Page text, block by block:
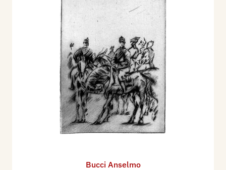
Bucci Anselmo